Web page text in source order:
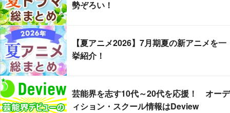
勢ぞろい！
【夏アニメ2026】7月期夏の新アニメを一
挙紹介！
芸能界を志す10代～20代を応援！ オーデ
ィション・スクール情報はDeview